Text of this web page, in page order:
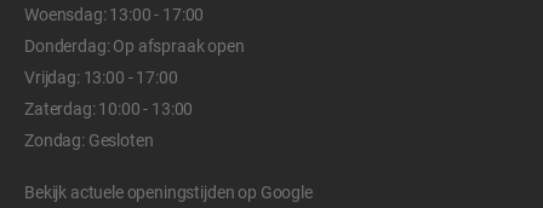
Woensdag: 13:00 - 17:00
Donderdag: Op afspraak open
Vrijdag: 13:00 - 17:00
Zaterdag: 10:00 - 13:00
Zondag: Gesloten
Bekijk actuele openingstijden op Google